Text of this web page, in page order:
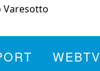
Varesotto
WEBTV